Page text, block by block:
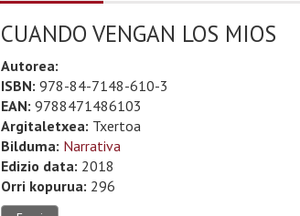
CUANDO VENGAN LOS MIOS
Autorea:
ISBN: 978-84-7148-610-3
EAN: 9788471486103
Argitaletxea: Txertoa
Bilduma: Narrativa
Edizio data: 2018
Orri kopurua: 296